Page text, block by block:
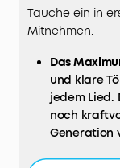
Tauche ein in
Mitnehmen.
Das
und klare
jedem Lied.
noch
Generation